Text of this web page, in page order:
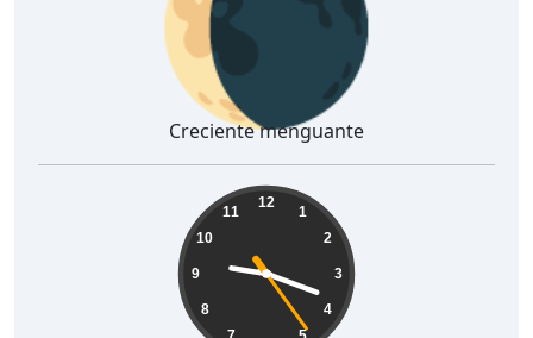
Creciente menguante
12
1
2
3
4
8
9
10
11